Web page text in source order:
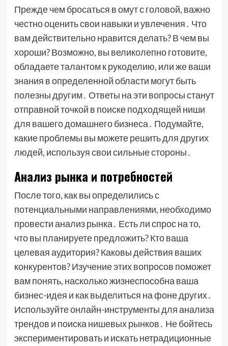
Прежде чем бросаться в омут с головой, важно
честно оценить свои навыки и увлечения․ Что
вам действительно нравится делать? В чем вы
хороши? Возможно, вы великолепно готовите,
обладаете талантом к рукоделию, или же ваши
знания в определенной области могут быть
полезны другим․ Ответы на эти вопросы станут
отправной точкой в поиске подходящей ниши
для вашего домашнего бизнеса․ Подумайте,
какие проблемы вы можете решить для других
людей, используя свои сильные стороны․
Анализ рынка и потребностей
После того, как вы определились с
потенциальными направлениями, необходимо
провести анализ рынка․ Есть ли спрос на то,
что вы планируете предложить? Кто ваша
целевая аудитория? Каковы действия ваших
конкурентов? Изучение этих вопросов поможет
вам понять, насколько жизнеспособна ваша
бизнес-идея и как выделиться на фоне других․
Используйте онлайн-инструменты для анализа
трендов и поиска нишевых рынков․ Не бойтесь
экспериментировать и искать нетрадиционные